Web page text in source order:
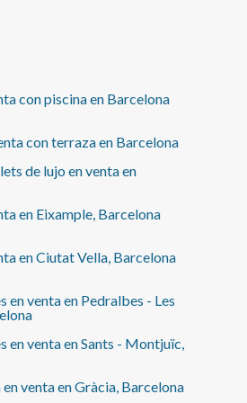
con piscina en Barcelona
con terraza en Barcelona
de lujo en venta en
en Eixample, Barcelona
en Ciutat Vella, Barcelona
en venta en Pedralbes - Les
en venta en Sants - Montjuïc,
venta en Gràcia, Barcelona